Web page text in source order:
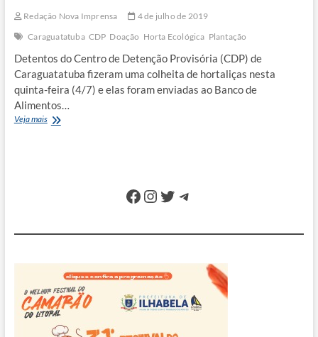
Redação Nova Imprensa
4 de julho de 2019
Caraguatatuba CDP Doação Horta Ecológica Plantação
Detentos do Centro de Detenção Provisória (CDP) de
Caraguatatuba fizeram uma colheita de hortaliças nesta
quinta-feira (4/7) e elas foram enviadas ao Banco de
Alimentos…
Veja maisDetentos
Facebook
Instagram
Twitter
Telegram